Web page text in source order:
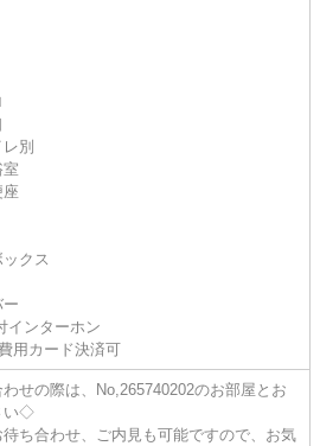
別
クス
インターホン
用カード決済可
せの際は、No,265740202のお部屋とお
い◇
ち合わせ、ご内見も可能ですので、お気